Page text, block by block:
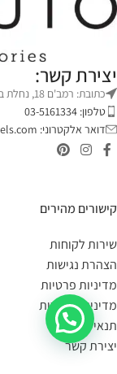
יצירת קשר:
כתובת: רמב'ם 18, נחלת בנימין, תל אביב
טלפון: 03-5161334
דואר אלקטרוני:
קישורים מהירים
שירות לקוחות
הצהרת נגישות
מדיניות פרטיות
מדיניות החזרות
תנאי שימוש
יצירת קשר